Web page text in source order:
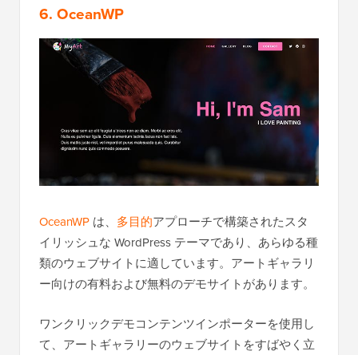
6. OceanWP
OceanWP は、 多目的アプローチで構築されたスタ
イリッシュな WordPress テーマであり、あらゆる種
類のウェブサイトに適しています。アートギャラリ
ー向けの有料および無料のデモサイトがあります。
ワンクリックデモコンテンツインポーターを使用し
て、アートギャラリーのウェブサイトをすばやく立